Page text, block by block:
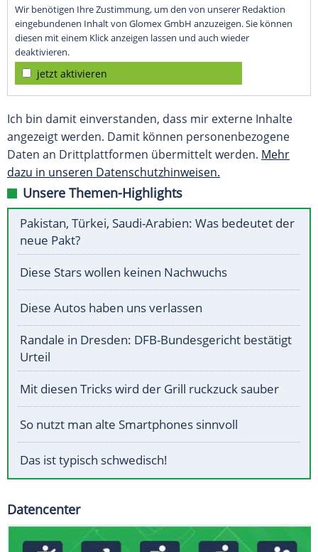
Wir benötigen Ihre Zustimmung, um den von unserer Redaktion
eingebundenen Inhalt von Glomex GmbH anzuzeigen. Sie können
diesen mit einem Klick anzeigen lassen und auch wieder
deaktivieren.
jetzt aktivieren
Ich bin damit einverstanden, dass mir externe Inhalte
angezeigt werden. Damit können personenbezogene
Daten an Drittplattformen übermittelt werden. Mehr
dazu in unseren Datenschutzhinweisen.
Unsere Themen-Highlights
Pakistan, Türkei, Saudi-Arabien: Was bedeutet der
neue Pakt?
Diese Stars wollen keinen Nachwuchs
Diese Autos haben uns verlassen
Randale in Dresden: DFB-Bundesgericht bestätigt
Urteil
Mit diesen Tricks wird der Grill ruckzuck sauber
So nutzt man alte Smartphones sinnvoll
Das ist typisch schwedisch!
Datencenter